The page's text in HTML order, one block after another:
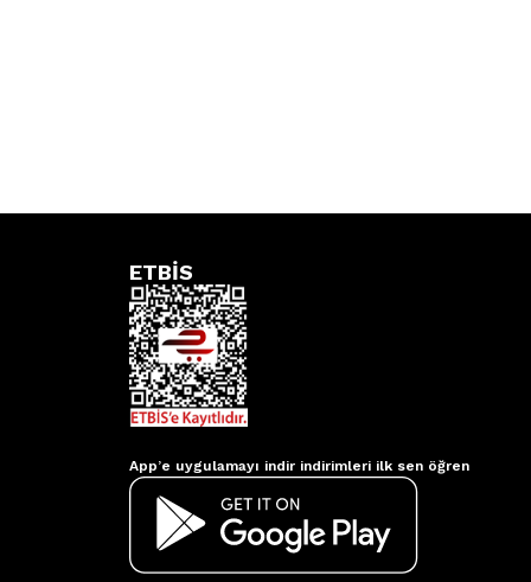
ETBİS
App’e uygulamayı indir indirimleri ilk sen öğren